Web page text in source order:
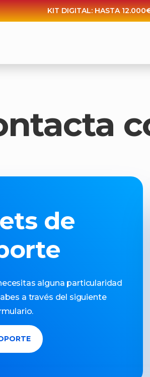
KIT DIGITAL: HASTA
de
alguna particularidad
a través del siguiente